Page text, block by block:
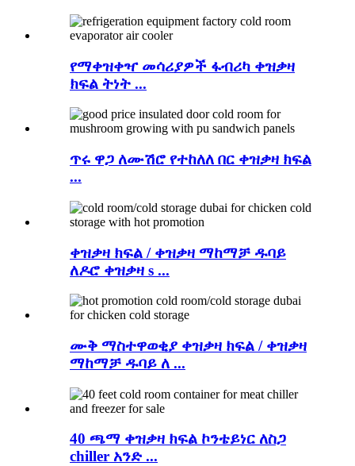
የማቀዝቀዣ መሳሪያዎች ፋብሪካ ቀዝቃዛ
ክፍል ትነት ...
ጥሩ ዋጋ ለሙሽሮ የተከለለ በር ቀዝቃዛ ክፍል
...
ቀዝቃዛ ክፍል / ቀዝቃዛ ማከማቻ ዱባይ
ለዶሮ ቀዝቃዛ s ...
ሙቅ ማስተዋወቂያ ቀዝቃዛ ክፍል / ቀዝቃዛ
ማከማቻ ዱባይ ለ ...
40 ጫማ ቀዝቃዛ ክፍል ኮንቴይነር ለስጋ
chiller አንድ ...